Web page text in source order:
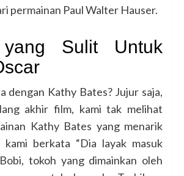
permainan Paul Walter Hauser.
Sulit Untuk
dengan Kathy Bates? Jujur saja,
akhir film, kami tak melihat
Kathy Bates yang menarik
kami berkata “Dia layak masuk
tokoh yang dimainkan oleh